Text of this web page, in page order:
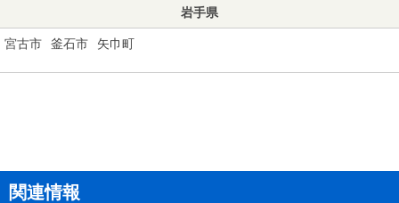
岩手県
宮古市 釜石市 矢巾町
関連情報